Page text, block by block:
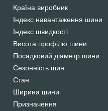
Країна виробник
Індекс навантаження шини
Індекс швидкості
Висота профілю шини
Посадковий діаметр шини
Сезонність шин
Стан
Ширина шини
Призначення